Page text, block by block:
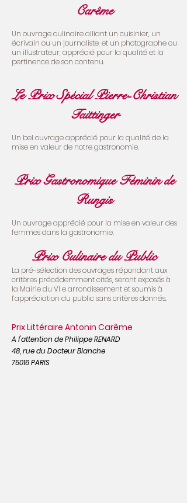
Carême
Un ouvrage culinaire alliant un cuisinier, un
écrivain ou un journaliste, et un photographe ou
un illustrateur, apprécié pour la qualité et la
pertinence de son contenu.​
Le Prix Spécial Pierre-Christian
Taittinger
Un bel ouvrage apprécié pour la qualité de la
mise en valeur de notre gastronomie.
Prix Gastronomique Féminin de
Rungis
Un ouvrage apprécié pour la mise en valeur des
femmes dans la gastronomie.
Prix Culinaire du Public
La pré-sélection des ouvrages répondant aux
critères précédemment cités, seront exposés à
la Mairie du VI e arrondissement et soumis à
l’appréciation du public sans critères donnés.
Prix Littéraire Antonin Carême
A l'attention de Philippe RENARD
48, rue du Docteur Blanche
75016 PARIS